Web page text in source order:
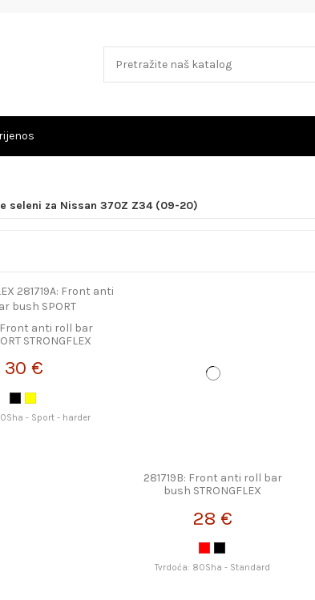
seleni za Nissan 370Z Z34 (09-20)
Front anti roll bar
STRONGFLEX
30 €
- Sport - harder
281719B: Front anti roll bar
bush STRONGFLEX
28 €
Tvrdoća: 80Sha - Standard